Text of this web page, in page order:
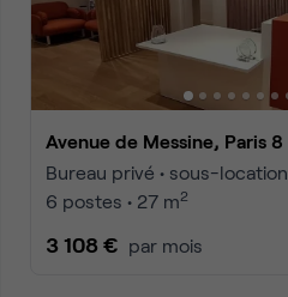
Avenue de Messine, Paris 8
Bureau privé • sous-location
6 postes • 27 m2
3 108 € par mois